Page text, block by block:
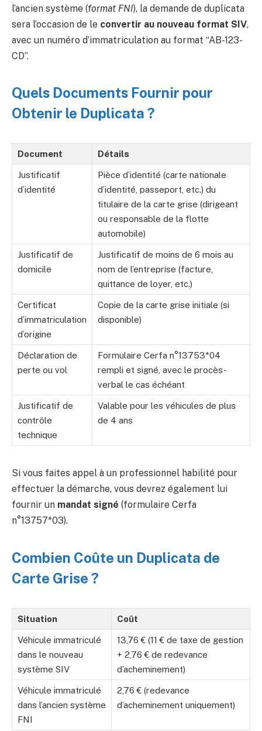
l’ancien système (format FNI), la demande de duplicata
sera l’occasion de le convertir au nouveau format SIV,
avec un numéro d’immatriculation au format “AB-123-
CD”.
Quels Documents Fournir pour
Obtenir le Duplicata ?
Document Détails
Justificatif
d’identité
Pièce d’identité (carte nationale
d’identité, passeport, etc.) du
titulaire de la carte grise (dirigeant
ou responsable de la flotte
automobile)
Justificatif de
domicile
Justificatif de moins de 6 mois au
nom de l’entreprise (facture,
quittance de loyer, etc.)
Certificat
d’immatriculation
d’origine
Copie de la carte grise initiale (si
disponible)
Déclaration de
perte ou vol
Formulaire Cerfa n°13753*04
rempli et signé, avec le procès-
verbal le cas échéant
Justificatif de
contrôle
technique
Valable pour les véhicules de plus
de 4 ans
Si vous faites appel à un professionnel habilité pour
effectuer la démarche, vous devrez également lui
fournir un mandat signé (formulaire Cerfa
n°13757*03).
Combien Coûte un Duplicata de
Carte Grise ?
Situation Coût
Véhicule immatriculé
dans le nouveau
système SIV
13,76 € (11 € de taxe de gestion
+ 2,76 € de redevance
d’acheminement)
Véhicule immatriculé
dans l’ancien système
FNI
2,76 € (redevance
d’acheminement uniquement)